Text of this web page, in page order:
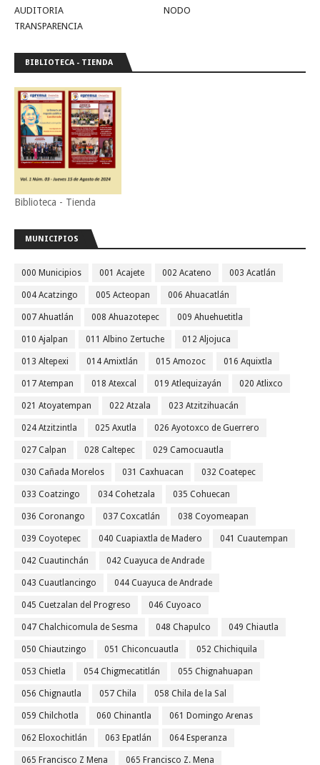
AUDITORIA
NODO
TRANSPARENCIA
BIBLIOTECA - TIENDA
Biblioteca - Tienda
MUNICIPIOS
000 Municipios 001 Acajete 002 Acateno 003 Acatlán
004 Acatzingo 005 Acteopan 006 Ahuacatlán
007 Ahuatlán 008 Ahuazotepec 009 Ahuehuetitla
010 Ajalpan 011 Albino Zertuche 012 Aljojuca
013 Altepexi 014 Amixtlán 015 Amozoc 016 Aquixtla
017 Atempan 018 Atexcal 019 Atlequizayán 020 Atlixco
021 Atoyatempan 022 Atzala 023 Atzitzihuacán
024 Atzitzintla 025 Axutla 026 Ayotoxco de Guerrero
027 Calpan 028 Caltepec 029 Camocuautla
030 Cañada Morelos 031 Caxhuacan 032 Coatepec
033 Coatzingo 034 Cohetzala 035 Cohuecan
036 Coronango 037 Coxcatlán 038 Coyomeapan
039 Coyotepec 040 Cuapiaxtla de Madero 041 Cuautempan
042 Cuautinchán 042 Cuayuca de Andrade
043 Cuautlancingo 044 Cuayuca de Andrade
045 Cuetzalan del Progreso 046 Cuyoaco
047 Chalchicomula de Sesma 048 Chapulco 049 Chiautla
050 Chiautzingo 051 Chiconcuautla 052 Chichiquila
053 Chietla 054 Chigmecatitlán 055 Chignahuapan
056 Chignautla 057 Chila 058 Chila de la Sal
059 Chilchotla 060 Chinantla 061 Domingo Arenas
062 Eloxochitlán 063 Epatlán 064 Esperanza
065 Francisco Z Mena 065 Francisco Z. Mena